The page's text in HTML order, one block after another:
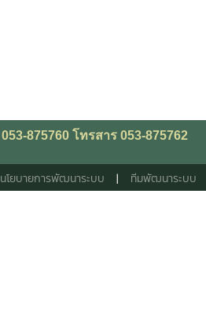
053-875760 โทรสาร 053-875762
นโยบายการพัฒนาระบบ | ทีมพัฒนาระบบ